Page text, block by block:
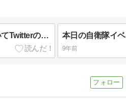
『自衛隊 イベント』についてTwitterの反応 本日の自衛隊イ
9年前